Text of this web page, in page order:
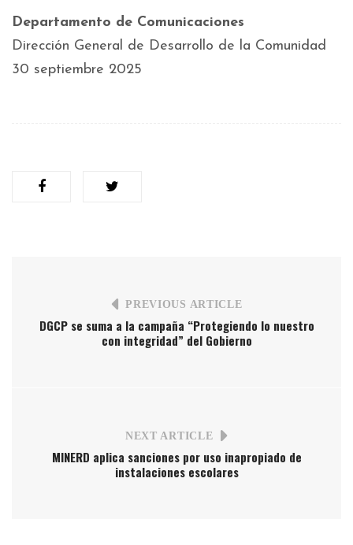
Departamento de Comunicaciones
Dirección General de Desarrollo de la Comunidad
30 septiembre 2025
PREVIOUS ARTICLE
DGCP se suma a la campaña “Protegiendo lo nuestro
con integridad” del Gobierno
NEXT ARTICLE
MINERD aplica sanciones por uso inapropiado de
instalaciones escolares